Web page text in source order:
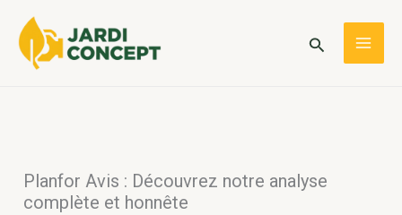
contenu
Rechercher
Planfor Avis : Découvrez notre analyse
complète et honnête